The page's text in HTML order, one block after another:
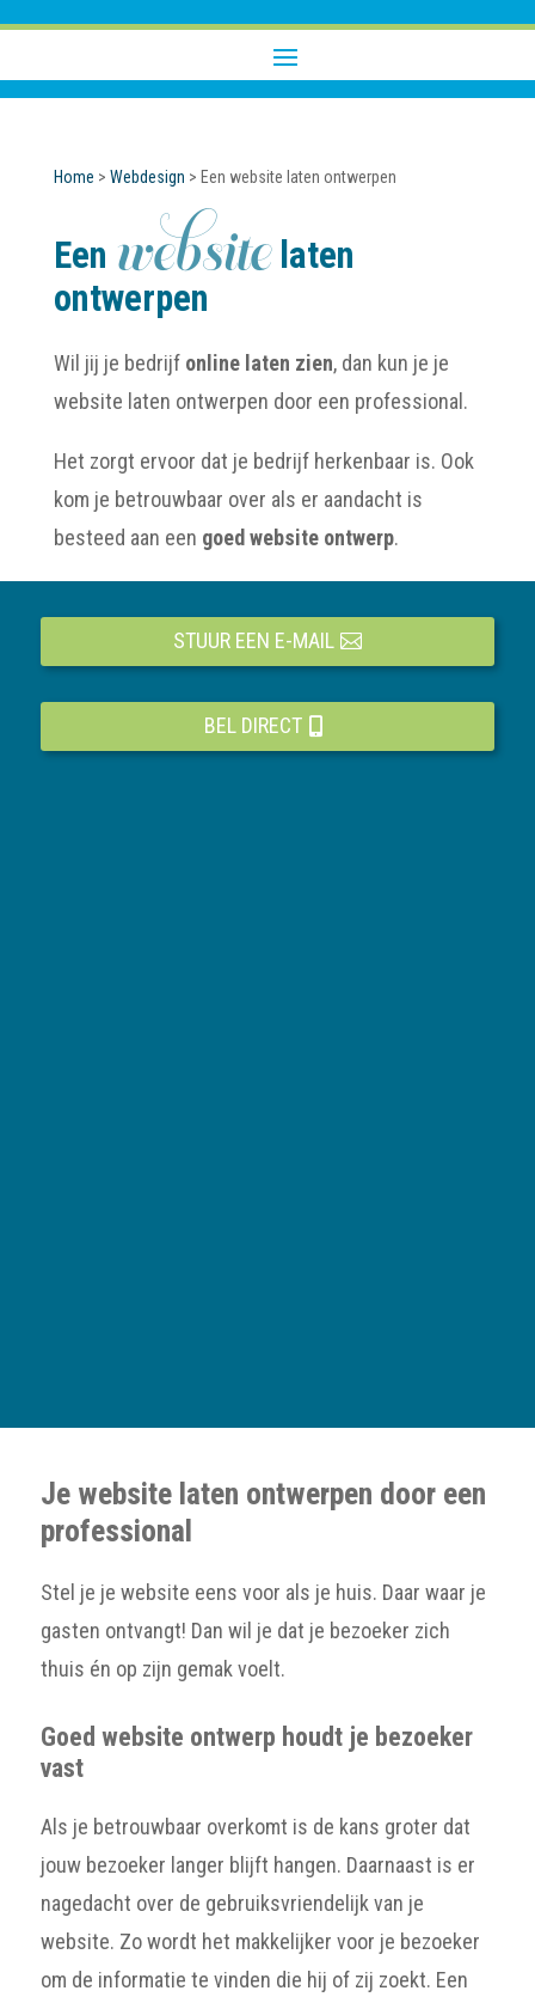
Home > Webdesign > Een website laten ontwerpen
Een websitelaten
ontwerpen
Wil jij je bedrijf online laten zien, dan kun je je
website laten ontwerpen door een professional.
Het zorgt ervoor dat je bedrijf herkenbaar is. Ook
kom je betrouwbaar over als er aandacht is
besteed aan een goed website ontwerp.
STUUR EEN E-MAIL
BEL DIRECT
Je website laten ontwerpen door een
professional
Stel je je website eens voor als je huis. Daar waar je
gasten ontvangt! Dan wil je dat je bezoeker zich
thuis én op zijn gemak voelt.
Goed website ontwerp houdt je bezoeker
vast
Als je betrouwbaar overkomt is de kans groter dat
jouw bezoeker langer blijft hangen. Daarnaast is er
nagedacht over de gebruiksvriendelijk van je
website. Zo wordt het makkelijker voor je bezoeker
om de informatie te vinden die hij of zij zoekt. Een